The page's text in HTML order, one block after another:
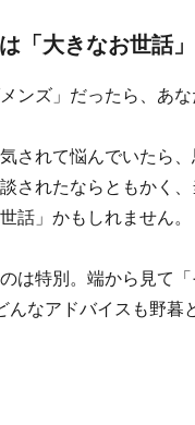
「大きなお世話
ンズ」だったら、あ
されて悩んでいたら
されたならともかく
話」かもしれません。
は特別。端から見て
んなアドバイスも野